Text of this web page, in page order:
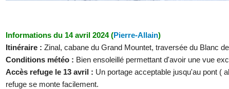
Informations du 14 avril 2024 (Pierre-Allain)
Itinéraire : Zinal, cabane du Grand Mountet, traversée du Blanc
Conditions météo : Bien ensoleillé permettant d'avoir une vue
Accès refuge le 13 avril : Un portage acceptable jusqu'au pont (
refuge se monte facilement.